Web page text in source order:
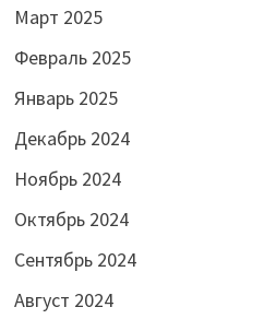
Март 2025
Февраль 2025
Январь 2025
Декабрь 2024
Ноябрь 2024
Октябрь 2024
Сентябрь 2024
Август 2024